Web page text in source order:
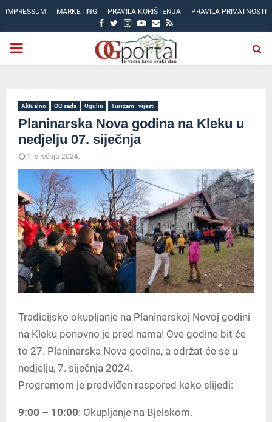
IMPRESSUM MARKETING PRAVILA KORIŠTENJA PRAVILA PRIVATNOSTI
FACEBOOK
TWITTER
INSTAGRAM
YOUTUBE
EMAIL
RSS
PRIMARY
Aktualno OG sada Ogulin Turizam - vijesti
Planinarska Nova godina na Kleku u
nedjelju 07. siječnja
1. siječnja 2024.
Tradicijsko okupljanje na Planinarskoj Novoj godini
na Kleku ponovno je pred nama! Ove godine bit će
to 27. Planinarska Nova godina, a održat će se u
nedjelju, 7. siječnja 2024.
Programom je predviđen raspored kako slijedi:
9:00 – 10:00: Okupljanje na Bjelskom.